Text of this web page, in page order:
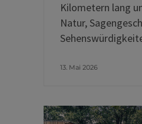
Kilometern lang
Natur,
13. Mai 2026